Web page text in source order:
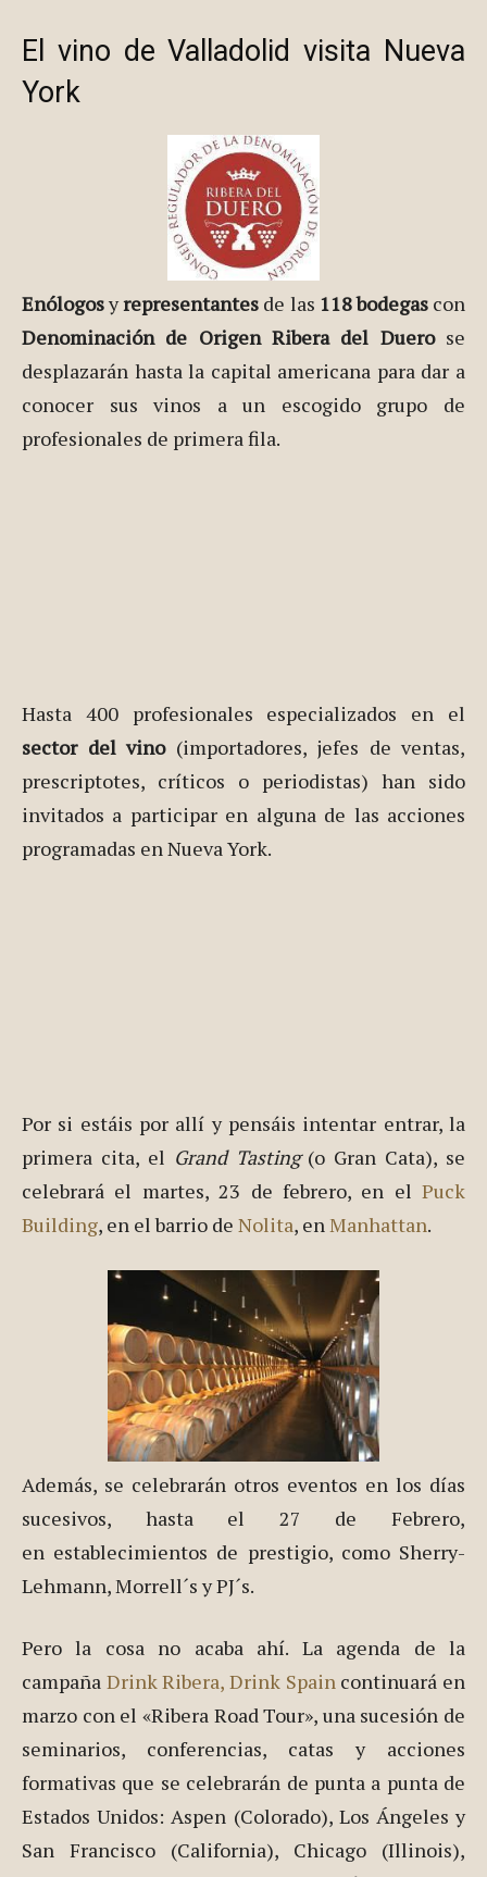
El vino de Valladolid visita Nueva
York
Enólogosyrepresentantes de las 118 bodegascon
Denominación de Origen Ribera del Duerose
desplazarán hasta la capital americana para dar a
conocer sus vinos a un escogido grupo de
profesionales de primera fila.
Hasta 400 profesionales especializados en el
sector del vino (importadores, jefes de ventas,
Por si estáis por allí y pensáis intentar entrar, la
primera cita, elGrand Tasting(o Gran Cata), se
celebrará el martes, 23 de febrero, en el
, en el barrio deNolita, enManhattan
Además, se celebrarán otros eventos en los días
sucesivos, hasta el 27 de Febrero,
en establecimientos de prestigio, como Sherry-
Lehmann, Morrell´s y PJ´s.
Pero la cosa no acaba ahí. La agenda de la
campañaDrink Ribera, Drink Spaincontinuará en